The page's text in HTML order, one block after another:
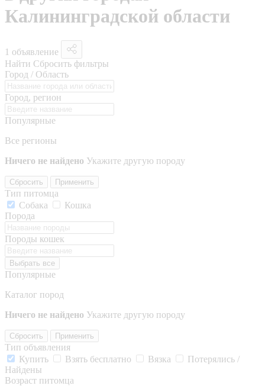
Калининградской области
1 объявление
Найти Сбросить фильтры
Город / Область
Город, регион
Популярные
Все регионы
Ничего не найдено Укажите другую породу
Сбросить Применить
Тип питомца
Собака
Кошка
Порода
Породы кошек
Выбрать все
Популярные
Каталог пород
Ничего не найдено Укажите другую породу
Сбросить Применить
Тип объявления
Купить
Взять бесплатно Вязка
Потерялись /
Найдены
Возраст питомца